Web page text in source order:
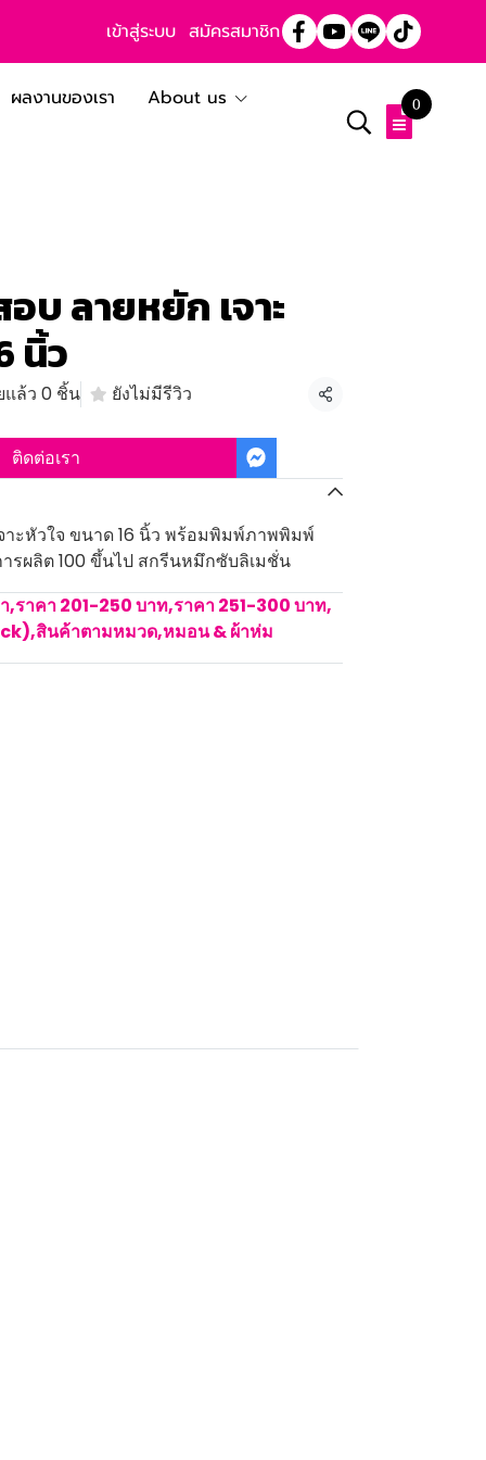
เข้าสู่ระบบ สมัครสมาชิก
ผลงานของเรา
About us
0
บ ลายหยัก เจาะ
นิ้ว
แล้ว 0 ชิ้น ยังไม่มีรีวิว
แชร์
ติดต่อเรา
าะหัวใจ ขนาด 16 นิ้ว พร้อมพิมพ์ภาพพิมพ์
รผลิต 100 ขึ้นไป สกรีนหมึกซับลิเมชั่น
,ราคา 201-250 บาท,ราคา 251-300 บาท,
,สินค้าตามหมวด,หมอน & ผ้าห่ม